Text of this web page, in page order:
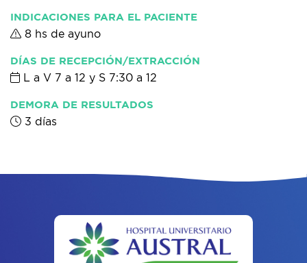
INDICACIONES PARA EL PACIENTE
8 hs de ayuno
DÍAS DE RECEPCIÓN/EXTRACCIÓN
L a V 7 a 12 y S 7:30 a 12
DEMORA DE RESULTADOS
3 días